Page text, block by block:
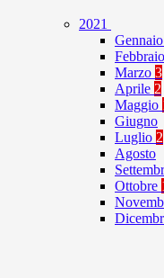
2021
Gennaio
Febbraio
Marzo 3
Aprile 2
Maggio
Giugno
Luglio 2
Agosto
Ottobre